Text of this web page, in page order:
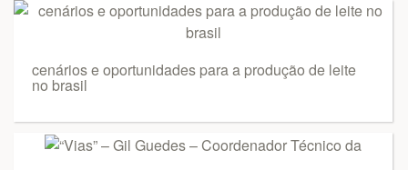
cenários e oportunidades para a produção de leite
no brasil